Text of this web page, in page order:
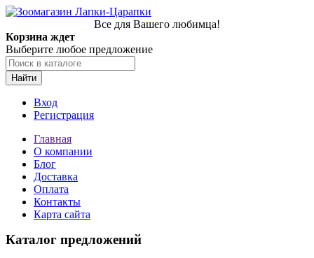
Все для Вашего любимца!
Корзина ждет
Выберите любое предложение
Найти
Вход
Регистрация
Главная
О компании
Блог
Доставка
Оплата
Контакты
Карта сайта
Каталог предложений